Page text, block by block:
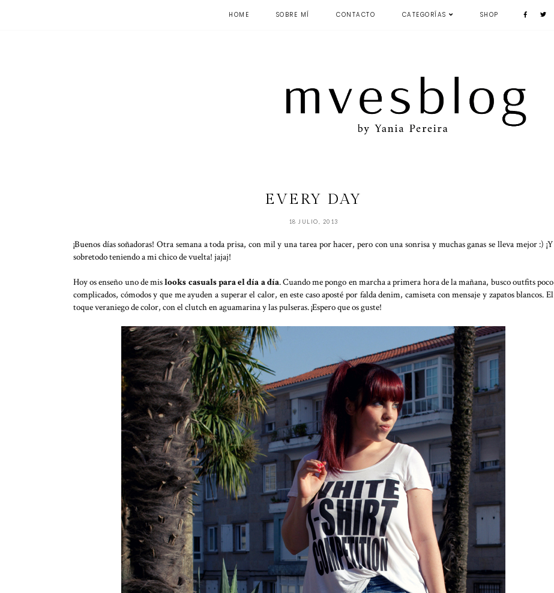
HOME SOBRE MÍ CONTACTO CATEGORÍAS SHOP
EVERY DAY
18 JULIO, 2013
¡Buenos días soñadoras! Otra semana a toda prisa, con mil y una tarea por hacer, pero con una sonrisa y muchas ganas se lleva mejor :) ¡Y
sobretodo teniendo a mi chico de vuelta! jajaj!
Hoy os enseño uno de mislooks casuals para el día a día. Cuando me pongo en marcha a primera hora de la mañana, busco outfits poco
complicados, cómodos y que me ayuden a superar el calor, en este caso aposté por falda denim, camiseta con mensaje y zapatos blancos. El
toque veraniego de color, con el clutch en aguamarina y las pulseras. ¡Espero que os guste!